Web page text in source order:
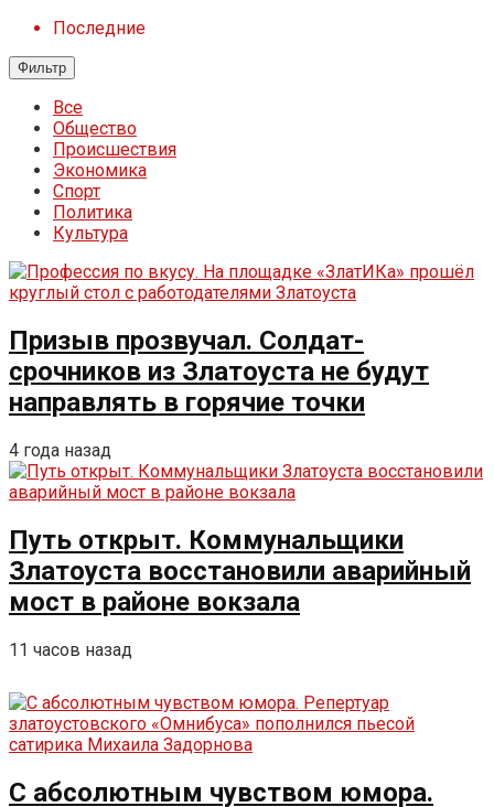
Последние
Фильтр
Все
Общество
Происшествия
Экономика
Спорт
Политика
Культура
Призыв прозвучал. Солдат-
срочников из Златоуста не будут
направлять в горячие точки
4 года назад
Путь открыт. Коммунальщики
Златоуста восстановили аварийный
мост в районе вокзала
11 часов назад
С абсолютным чувством юмора.